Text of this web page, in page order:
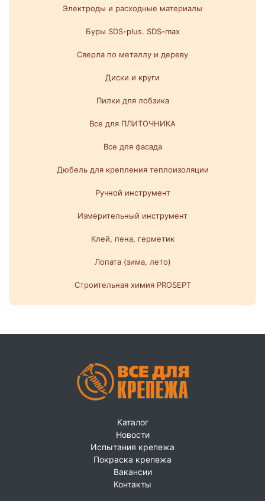
Электроды и расходные материалы
Буры SDS-plus. SDS-max
Сверла по металлу и дереву
Диски и круги
Пилки для лобзика
Все для ПЛИТОЧНИКА
Все для фасада
Дюбель для крепления теплоизоляции
Ручной инструмент
Измерительный инструмент
Клей, пена, герметик
Лопата (зима, лето)
Строительная химия PROSEPT
Каталог
Новости
Испытания крепежа
Покраска крепежа
Вакансии
Контакты